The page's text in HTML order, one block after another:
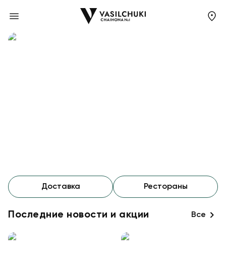
Сеть ресторанов в Москве
Доставка Рестораны
Последние новости и акции Все